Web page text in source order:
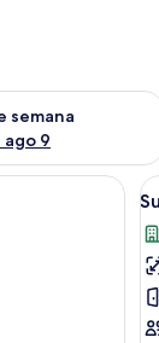
semana
ago 9
para este
y luces
con dos camas,